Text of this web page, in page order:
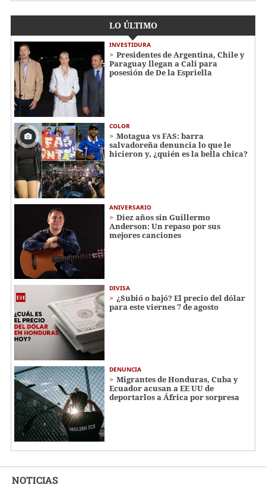
LO ÚLTIMO
INVESTIDURA
Presidentes de Argentina, Chile y
Paraguay llegan a Cali para
posesión de De la Espriella
COLOR
Motagua vs FAS: barra
salvadoreña denuncia lo que le
hicieron y, ¿quién es la bella chica?
ANIVERSARIO
Diez años sin Guillermo
Anderson: Un repaso por sus
mejores canciones
DIVISA
¿Subió o bajó? El precio del dólar
para este viernes 7 de agosto
DENUNCIA
Migrantes de Honduras, Cuba y
Ecuador acusan a EE UU de
deportarlos a África por sorpresa
NOTICIAS